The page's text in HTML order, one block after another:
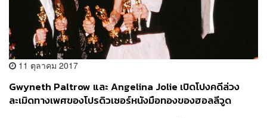
11 ตุลาคม 2017
Gwyneth Paltrow และ Angelina Jolie เปิดโปงคดีล่วง
ละเมิดทางเพศของโปรดิวเซอร์หนังมือทองของฮอลลีวูด